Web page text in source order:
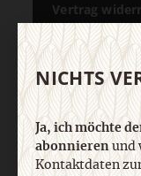
Vertrag
NICHTS
Ja, ich möchte
abonnierenund
Kontaktdaten